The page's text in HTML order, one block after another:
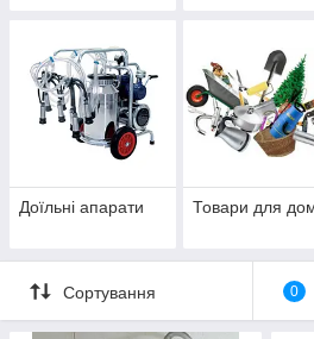
Доїльні апарати Товари для
Сортування 0